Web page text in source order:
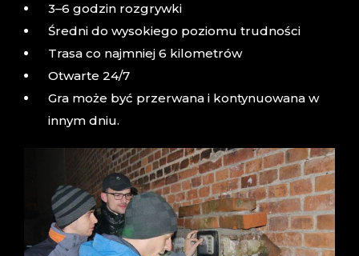
3–6 godzin rozgrywki
Średni do wysokiego poziomu trudności
Trasa co najmniej 6 kilometrów
Otwarte 24/7
Gra może być przerwana i kontynuowana w
innym dniu.